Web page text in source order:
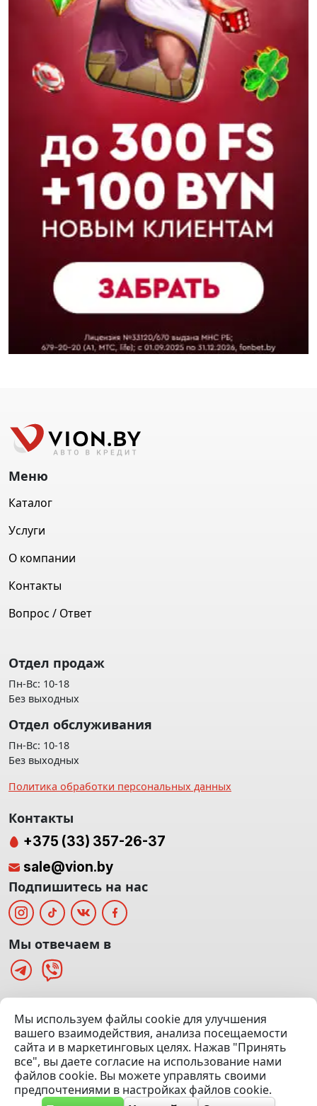
(Офис: 5 этаж | Осмотр авто: 5 этаж)
Посмотреть на карте
© 2020 — 2026 VION.BY — Продажа, выкуп и обмен | УНП
192961100 |Эвакуатор Минск
Меню
Каталог
Услуги
О компании
Контакты
Вопрос / Ответ
Отдел продаж
Пн-Вс: 10-18
Без выходных
Отдел обслуживания
Пн-Вс: 10-18
Без выходных
Политика обработки персональных данных
Мы используем файлы cookie для улучшения
вашего взаимодействия, анализа посещаемости
сайта и в маркетинговых целях. Нажав "Принять
все", вы даете согласие на использование нами
файлов cookie. Вы можете управлять своими
предпочтениями в настройках файлов cookie.
Контакты
+375 (33) 357-26-37
sale@vion.by
Подпишитесь на нас
Мы отвечаем в